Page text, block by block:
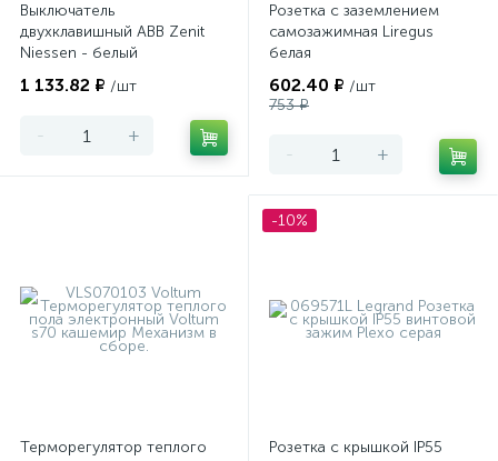
Выключатель
двухклавишный ABB Zenit
Niessen - белый
1 133.82 ₽ /шт
- +
Розетка с заземлением
самозажимная Liregus
белая
602.40 ₽ /шт
753 ₽
- +
Терморегулятор теплого
-10%
Розетка с крышкой IP55